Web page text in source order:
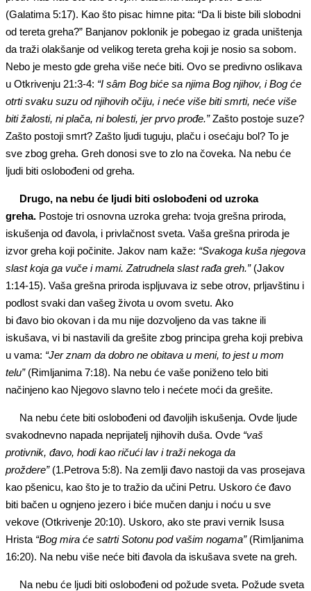
(Galatima 5:17). Kao što pisac himne pita: “Da li biste bili slobodni
od tereta greha?” Banjanov poklonik je pobegao iz grada uništenja
da traži olakšanje od velikog tereta greha koji je nosio sa sobom.
Nebo je mesto gde greha više neće biti. Ovo se predivno oslikava
u Otkrivenju 21:3-4: “I sâm Bog biće sa njima Bog njihov, iBog će
otrti svaku suzu odnjihovih očiju, i neće više biti smrti, neće više
biti žalosti, ni plača, ni bolesti, jer prvo prođe.”Zašto postoje suze?
Zašto postoji smrt? Zašto ljudi tuguju, plaču i osećaju bol? To je
sve zbog greha. Greh donosi sve to zlo na čoveka. Na nebu će
ljudi biti oslobođeni od greha.
Drugo, na nebu će ljudi biti oslobođeni od uzroka
greha. Postoje tri osnovna uzroka greha: tvoja grešna priroda,
iskušenja od đavola, i privlačnost sveta. Vaša grešna priroda je
izvor greha koji počinite. Jakov nam kaže: “Svakoga kuša njegova
slast koja ga vuče i mami. Zatrudnela slast rađa greh.”(Jakov
1:14-15). Vaša grešna priroda ispljuvava iz sebe otrov, prljavštinu i
podlost svaki dan vašeg života u ovom svetu. Ako
bi đavo bio okovan i da mu nije dozvoljeno da vas takne ili
iskušava, vi bi nastavili da grešite zbog principa greha koji prebiva
u vama: “Jer znam da dobro ne obitava u meni, to jest u mom
telu”(Rimljanima 7:18). Na nebu će vaše poniženo telo biti
načinjeno kao Njegovo slavno telo i nećete moći da grešite.
Na nebu ćete biti oslobođeni od đavoljih iskušenja. Ovde ljude
svakodnevno napada neprijatelj njihovih duša. Ovde “vaš
protivnik, đavo, hodi kao ričući lav i traži nekoga da
proždere”(1.Petrova 5:8). Na zemlji đavo nastoji da vas prosejava
kao pšenicu, kao što je to tražio da učini Petru. Uskoro će đavo
biti bačen u ognjeno jezero i biće mučen danju i noću u sve
vekove (Otkrivenje 20:10). Uskoro, ako ste pravi vernik Isusa
Hrista “Bog mira će satrtiSotonu pod vašim nogama”(Rimljanima
16:20). Na nebu više neće biti đavola da iskušava svete na greh.
Na nebu će ljudi biti oslobođeni od požude sveta. Požude sveta